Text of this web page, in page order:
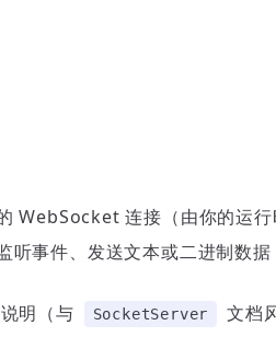
WebSocket 连接（由你的运
事件、发送文本或二进制数据
明（与 SocketServer 文档